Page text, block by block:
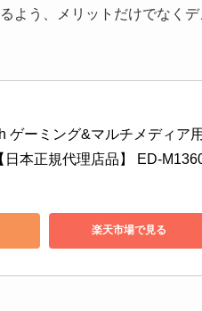
よう、メリットだけでなく
ゲーミング&マルチメディア
日本正規代理店品】 ED-
楽天市場で見る